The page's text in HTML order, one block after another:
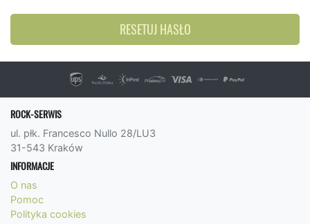
RESETUJ HASŁO
ROCK-SERWIS
ul. płk. Francesco Nullo 28/LU3
31-543 Kraków
INFORMACJE
O nas
Pomoc
Polityka cookies